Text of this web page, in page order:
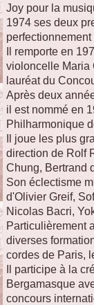
Joy pour la
1974 ses deux
Il remporte en
violoncelle Maria
lauréat du
Après deux
il est nommé en
Philharmonique
Il joue les plus
direction de Rolf
Chung, Bertrand
Son éclectisme
d'Olivier Greif,
Nicolas Bacri,
Particulièrement
diverses
cordes de Paris,
Il participe à la
Bergamasque
concours